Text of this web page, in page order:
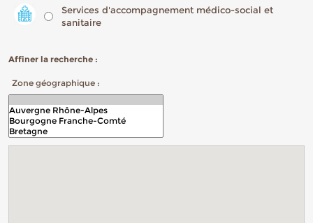
Services d'accompagnement médico-social et
sanitaire
Affiner la recherche :
Zone géographique :